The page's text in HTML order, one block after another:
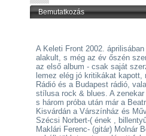
Bemutatkozás
A Keleti Front 2002. áprilisában
alakult, s még az év őszén
az első album - csak saját
lemez elég jó kritikákat
Rádió és a Budapest rádió,
stílusa rock & blues. A
s három próba után már a
Kisvárdán a Várszínház és
Szécsi Norbert-( ének ,
Maklári Ferenc- (gitár) Molnár